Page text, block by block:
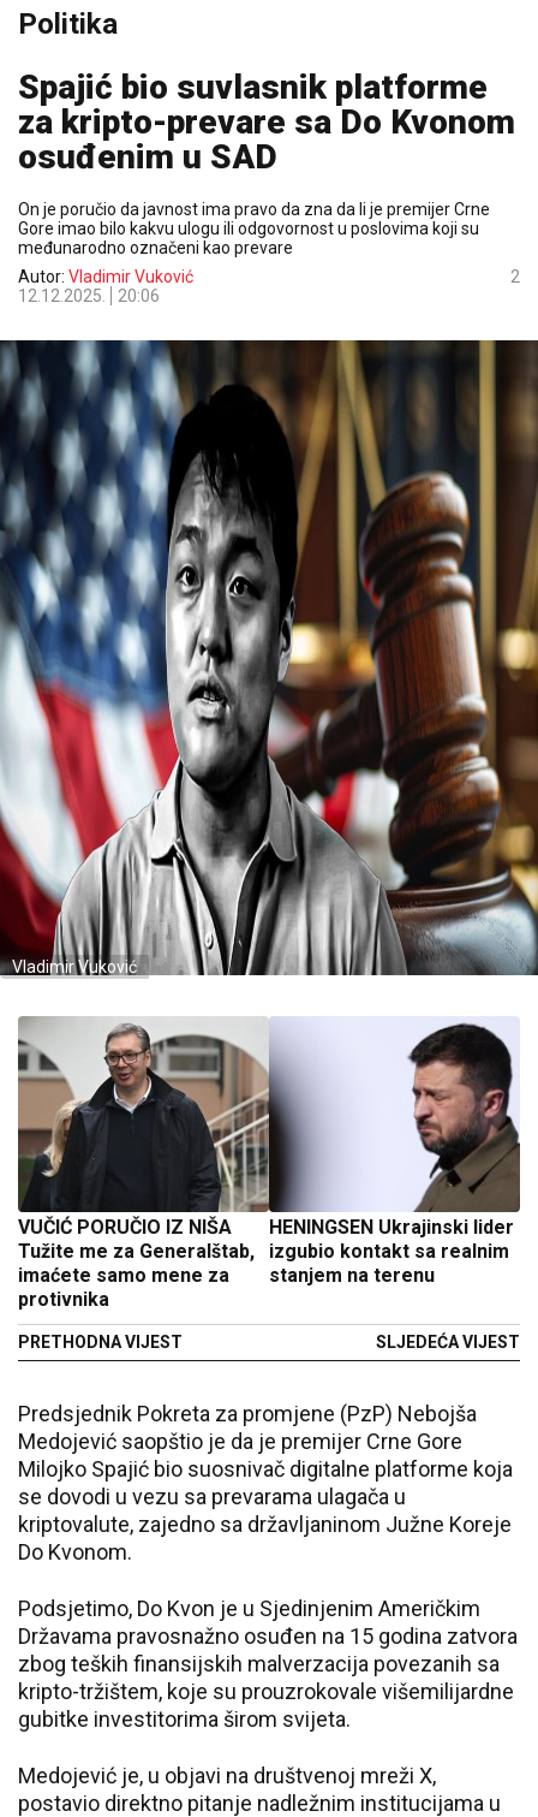
Politika
Spajić bio suvlasnik platforme
za kripto-prevare sa Do Kvonom
osuđenim u SAD
On je poručio da javnost ima pravo da zna da li je premijer Crne
Gore imao bilo kakvu ulogu ili odgovornost u poslovima koji su
međunarodno označeni kao prevare
Autor: Vladimir Vuković
12.12.2025.
20:06
2
Vladimir Vuković
VUČIĆ PORUČIO IZ NIŠA
Tužite me za Generalštab,
imaćete samo mene za
protivnika
PRETHODNA VIJEST
HENINGSEN Ukrajinski lider
izgubio kontakt sa realnim
stanjem na terenu
SLJEDEĆA VIJEST
Predsjednik Pokreta za promjene (PzP) Nebojša
Medojević saopštio je da je premijer Crne Gore
Milojko Spajić bio suosnivač digitalne platforme koja
se dovodi u vezu sa prevarama ulagača u
kriptovalute, zajedno sa državljaninom Južne Koreje
Do Kvonom.
Podsjetimo, Do Kvon je u Sjedinjenim Američkim
Državama pravosnažno osuđen na 15 godina zatvora
zbog teških finansijskih malverzacija povezanih sa
kripto-tržištem, koje su prouzrokovale višemilijardne
gubitke investitorima širom svijeta.
Medojević je, u objavi na društvenoj mreži X,
postavio direktno pitanje nadležnim institucijama u